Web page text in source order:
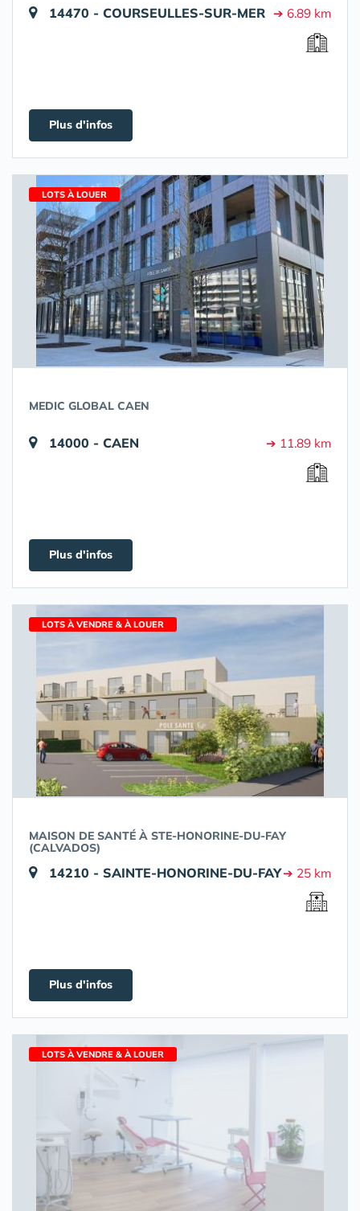
14470 - COURSEULLES-SUR-MER ➔ 6.89 km
Plus d'infos
LOTS À LOUER
MEDIC GLOBAL CAEN
14000 - CAEN ➔ 11.89 km
Plus d'infos
LOTS À VENDRE & À LOUER
MAISON DE SANTÉ À STE-HONORINE-DU-FAY
(CALVADOS)
14210 - SAINTE-HONORINE-DU-FAY➔ 25 km
Plus d'infos
LOTS À VENDRE & À LOUER